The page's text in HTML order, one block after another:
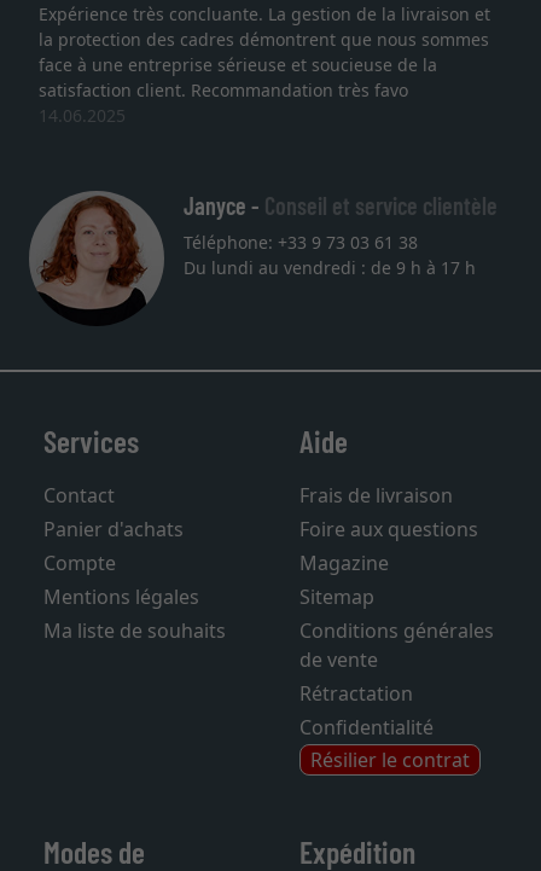
Expérience très concluante. La gestion de la livraison et
la protection des cadres démontrent que nous sommes
face à une entreprise sérieuse et soucieuse de la
satisfaction client. Recommandation très favo
14.06.2025
Janyce - Conseil et service clientèle
Téléphone: +33 9 73 03 61 38
Services
Contact
Panier d'achats
Compte
Mentions légales
Aide
Frais de livraison
Foire aux questions
Magazine
Sitemap
Conditions générales
de vente
Rétractation
Confidentialité
Résilier le contrat